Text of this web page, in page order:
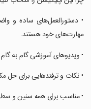
‏• دستورالعمل‌های ساده و
مهارت‌های خود هستند.
‏• ویدیوهای آموزشی گام به
‏• نکات و ترفندهایی برای حل
‏• مناسب برای همه سنین و